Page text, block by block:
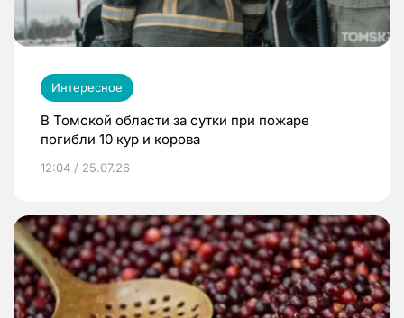
Интересное
В Томской области за сутки при пожаре
погибли 10 кур и корова
12:04 / 25.07.26